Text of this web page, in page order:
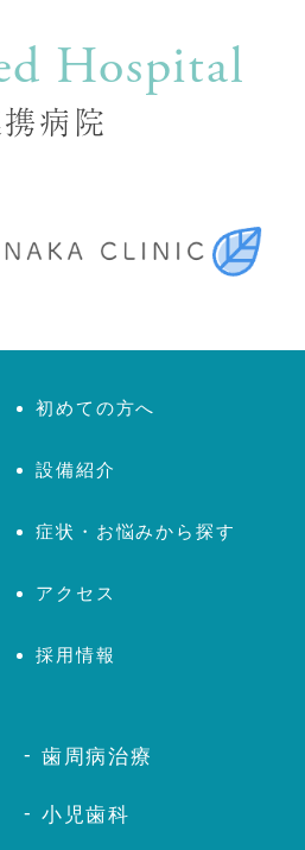
Hospital
病院
初めての方へ
設備紹介
症状・お悩みから探す
アクセス
採用情報
歯周病治療
小児歯科